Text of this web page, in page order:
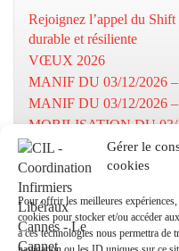
Gérer le
cookies
Pour offrir les meilleures
cookies pour stocker et/ou accéder
à ces technologies nous permettra de
Rejoignez l’appel du
durable et résiliente
VŒUX 2026
MANIF DU 03/12/2026
MANIF DU 03/12/2026
MOBILISATION DU 03/